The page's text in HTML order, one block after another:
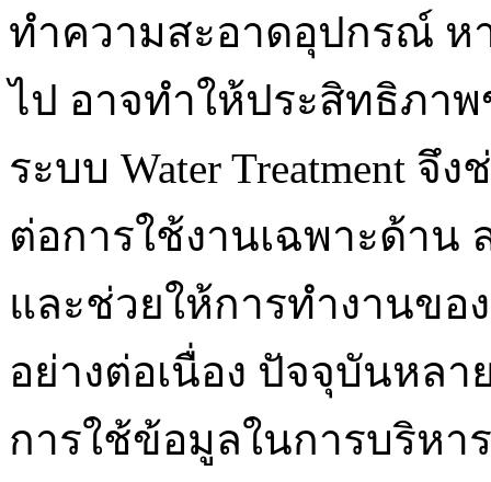
ทำความสะอาดอุปกรณ์ ห
ไป อาจทำให้ประสิทธิภา
ระบบ Water Treatment
ต่อการใช้งานเฉพาะด้าน
และช่วยให้การทำงานขอ
อย่างต่อเนื่อง ปัจจุบันหล
การใช้ข้อมูลในการบริหา